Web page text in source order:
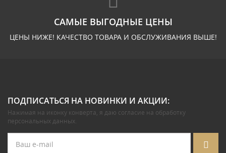
САМЫЕ ВЫГОДНЫЕ ЦЕНЫ
ЦЕНЫ НИЖЕ! КАЧЕСТВО ТОВАРА И ОБСЛУЖИВАНИЯ ВЫШЕ!
ПОДПИСАТЬСЯ НА НОВИНКИ И АКЦИИ:
Нажимая на иконку конверта, я даю согласие на обработку
персональных данных.